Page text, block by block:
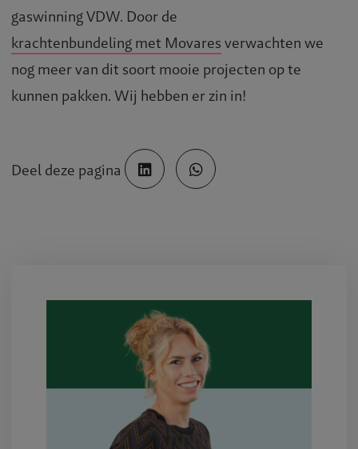
gaswinning VDW. Door de
krachtenbundeling met Movares verwachten we
nog meer van dit soort mooie projecten op te
kunnen pakken. Wij hebben er zin in!
Deel deze pagina